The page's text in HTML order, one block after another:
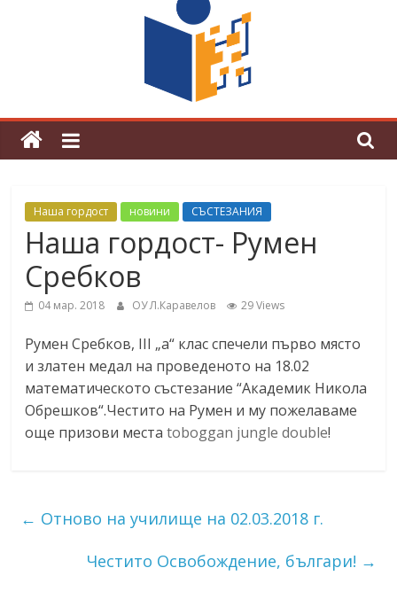
поредна награда от конкурс на
център за развитие на човешките
ресурси (ЦРЧР)
Наша гордост новини СЪСТЕЗАНИЯ
Наша гордост- Румен
Сребков
04 мар. 2018 ОУ Л.Каравелов 29 Views
Румен Сребков, ІІІ „а“ клас спечели първо място
и златен медал на проведеното на 18.02
математическото състезание “Академик Никола
Обрешков“.Честито на Румен и му пожелаваме
още призови местаtoboggan jungle double!
← Отново на училище на 02.03.2018 г.
Честито Освобождение, българи! →